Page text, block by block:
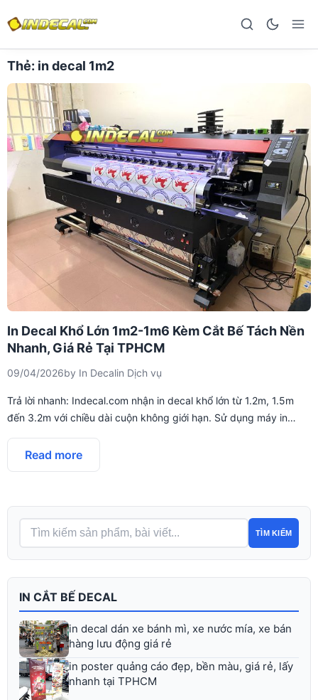
Thẻ: in decal 1m2
In Decal Khổ Lớn 1m2-1m6 Kèm Cắt Bế Tách Nền
Nhanh, Giá Rẻ Tại TPHCM
09/04/2026by In Decalin Dịch vụ
Trả lời nhanh: Indecal.com nhận in decal khổ lớn từ 1.2m, 1.5m
đến 3.2m với chiều dài cuộn không giới hạn. Sử dụng máy in…
Read more
TÌM KIẾM
IN CẮT BẾ DECAL
in decal dán xe bánh mì, xe nước mía, xe bán
hàng lưu động giá rẻ
in poster quảng cáo đẹp, bền màu, giá rẻ, lấy
nhanh tại TPHCM